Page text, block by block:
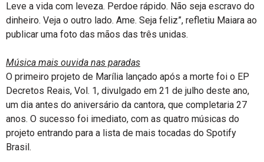
Leve a vida com leveza. Perdoe rápido. Não seja escravo do
dinheiro. Veja o outro lado. Ame. Seja feliz”, refletiu Maiara ao
publicar uma foto das mãos das três unidas.
Música mais ouvida nas paradas
O primeiro projeto de Marília lançado após a morte foi o EP
Decretos Reais, Vol. 1, divulgado em 21 de julho deste ano,
um dia antes do aniversário da cantora, que completaria 27
anos. O sucesso foi imediato, com as quatro músicas do
projeto entrando para a lista de mais tocadas do Spotify
Brasil.